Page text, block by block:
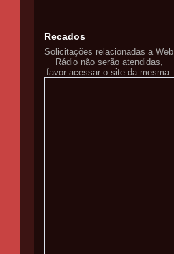
Recados
Solicitações relacionadas a Web
Rádio não serão atendidas,
favor acessar o site da mesma.